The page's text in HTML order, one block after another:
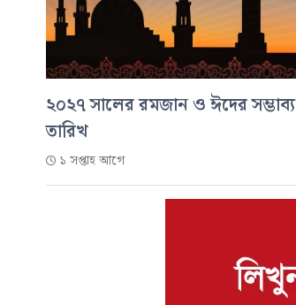
২০২৭ সালের রমজান ও ঈদের সম্ভাব্য
তারিখ
১ সপ্তাহ আগে